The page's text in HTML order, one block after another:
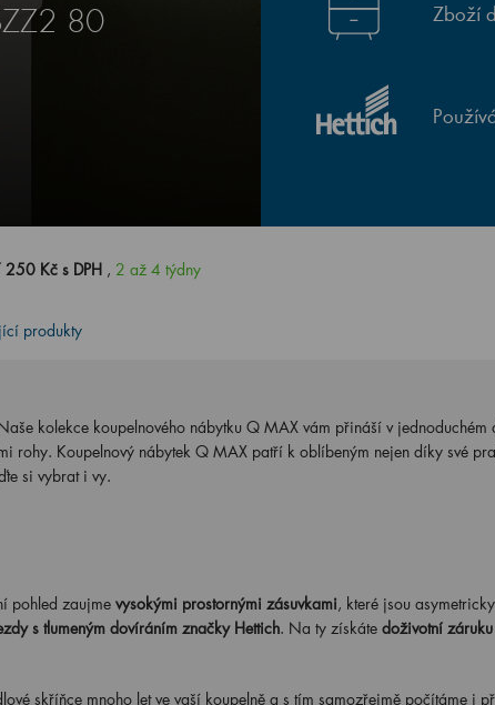
80
Zboží
250 Kč s DPH , 2 až 4 týdny
produkty
kolekce koupelnového nábytku Q MAX vám přináší v jednoduchém
rohy. Koupelnový nábytek Q MAX patří k oblíbeným nejen díky své
si vybrat i vy.
pohled zaujme vysokými prostornými zásuvkami, které jsou
s tlumeným dovíráním značky Hettich. Na ty získáte doživotní záruku
skříňce mnoho let ve vaší koupelně a s tím samozřejmě počítáme i